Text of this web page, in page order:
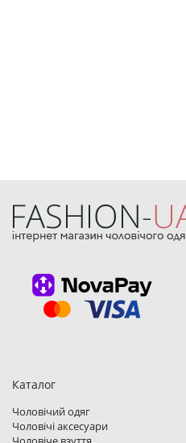
Каталог
Чоловічий одяг
Чоловічі аксесуари